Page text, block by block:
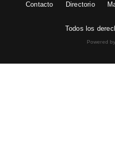
Contacto
Directorio
Todos los
Powered